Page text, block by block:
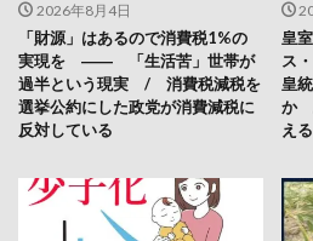
2026年8月4日
「財源」はあるので消費税1%の
実現を ―― 「生活苦」世帯が
過半という現実 / 消費税減税を
選挙公約にした政党が消費減税に
反対している
皇
ス
皇
か /
える